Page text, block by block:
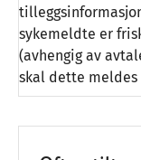
sykemeldte er
(avhengig av
skal dette meldes